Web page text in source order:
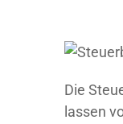
Die
lassen